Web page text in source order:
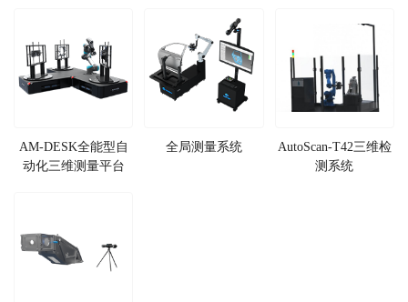
AM-DESK全能型自
动化三维测量平台
全局测量系统
AutoScan-T42三维检
测系统